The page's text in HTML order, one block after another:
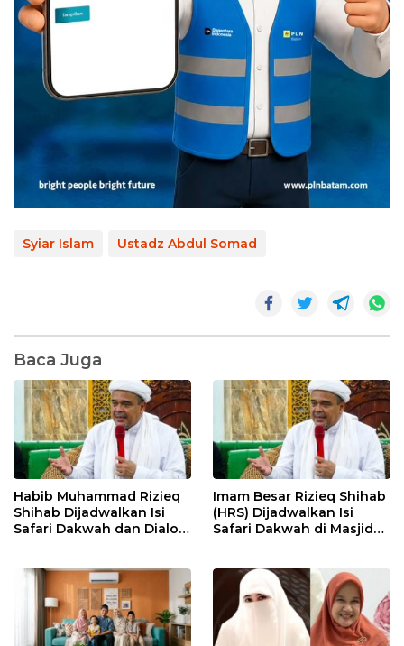
Syiar Islam Ustadz Abdul Somad
Baca Juga
Habib Muhammad Rizieq
Shihab Dijadwalkan Isi
Safari Dakwah dan Dialog
Imam Besar Rizieq Shihab
(HRS) Dijadwalkan Isi
Safari Dakwah di Masjid